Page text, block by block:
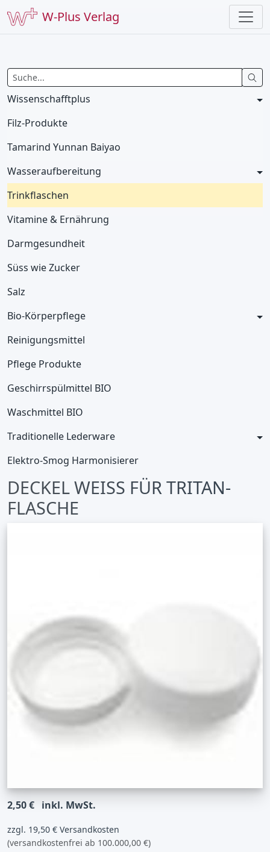
W-Plus Verlag
Wissenschafftplus
Filz-Produkte
Tamarind Yunnan Baiyao
Wasseraufbereitung
Trinkflaschen
Vitamine & Ernährung
Darmgesundheit
Süss wie Zucker
Salz
Bio-Körperpflege
Reinigungsmittel
Pflege Produkte
Geschirrspülmittel BIO
Waschmittel BIO
Traditionelle Lederware
Elektro-Smog Harmonisierer
DECKEL WEISS FÜR TRITAN-
FLASCHE
2,50 € inkl. MwSt.
zzgl. 19,50 € Versandkosten
(versandkostenfrei ab 100.000,00 €)